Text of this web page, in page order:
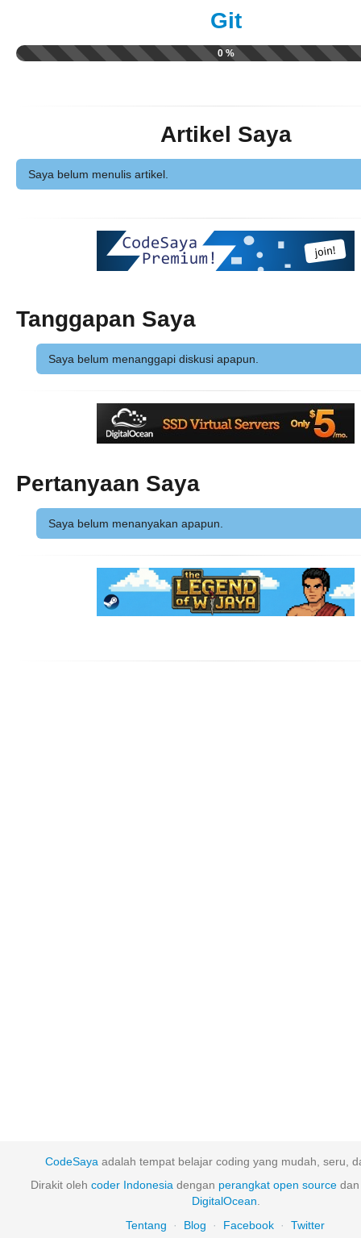
Git
0 %
Artikel Saya
Saya belum menulis artikel.
Tanggapan Saya
Saya belum menanggapi diskusi apapun.
Pertanyaan Saya
Saya belum menanyakan apapun.
CodeSaya adalah tempat belajar coding yang mudah, seru,
Dirakit oleh coder Indonesia dengan perangkat open source
DigitalOcean
Tentang
· Blog · Facebook · Twitter